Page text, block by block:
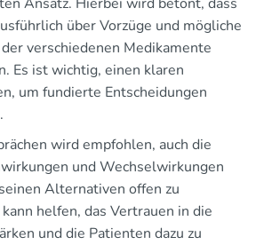
über Vorzüge und mögliche
verschiedenen Medikamente
Es ist wichtig, einen klaren
um fundierte Entscheidungen
wird empfohlen, auch die
und Wechselwirkungen
Alternativen offen zu
helfen, das Vertrauen in die
und die Patienten dazu zu